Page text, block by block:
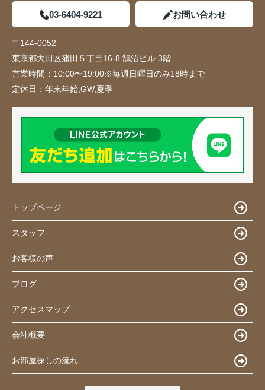
03-6404-9221 お問い合わせ
〒144-0052
東京都大田区蒲田５丁目16-8 鵠沼ビル 3階
営業時間： 10:00〜19:00※毎週日曜日のみ18時まで
定休日： 年末年始,GW,夏季
トップページ
スタッフ
お客様の声
ブログ
アクセスマップ
会社概要
お部屋探しの流れ